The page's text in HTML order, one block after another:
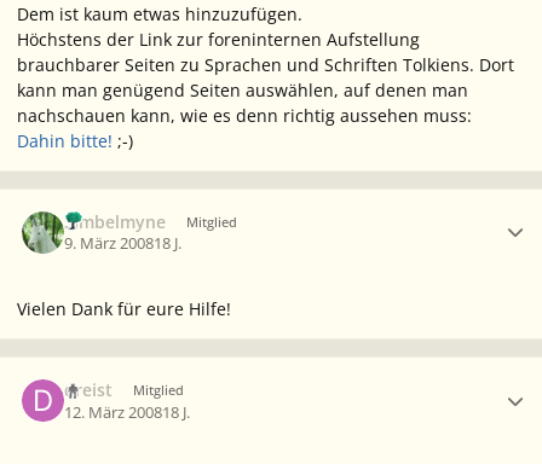
Dem ist kaum etwas hinzuzufügen.
Höchstens der Link zur foreninternen Aufstellung
brauchbarer Seiten zu Sprachen und Schriften Tolkiens. Dort
kann man genügend Seiten auswählen, auf denen man
nachschauen kann, wie es denn richtig aussehen muss:
Dahin bitte! ;-)
Simbelmyne Mitglied
9. März 200818 J.
Vielen Dank für eure Hilfe!
dreist Mitglied
12. März 200818 J.